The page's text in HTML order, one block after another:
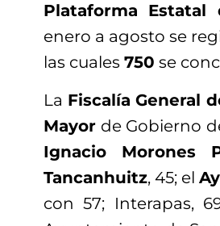
Plataforma Estatal
enero a agosto se
las cuales 750 se
La Fiscalía General
Mayor de Gobierno
Ignacio Morones
Tancanhuitz, 45; el
con 57; Interapas,